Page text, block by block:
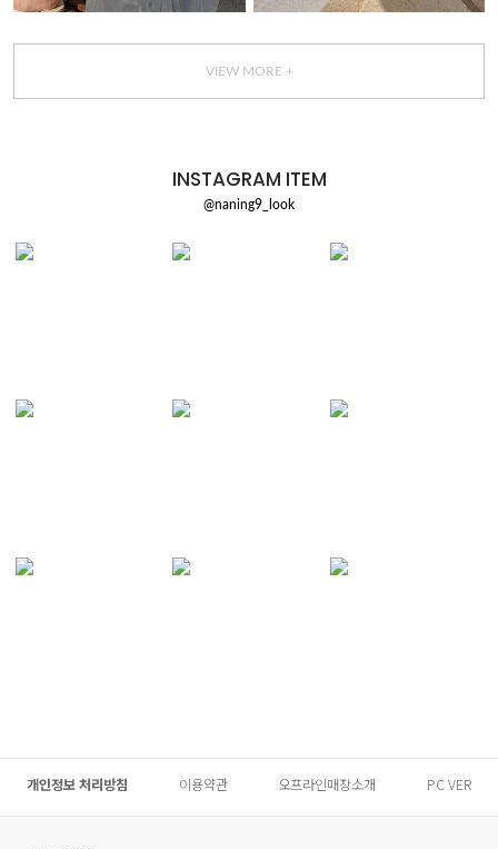
VIEW MORE +
INSTAGRAM ITEM
@naning9_look
개인정보 처리방침 이용약관 오프라인매장소개 PC VER